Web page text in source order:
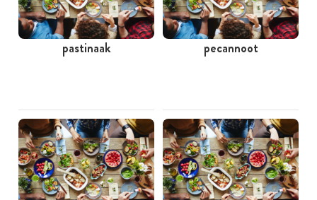
pastinaak pecannoot